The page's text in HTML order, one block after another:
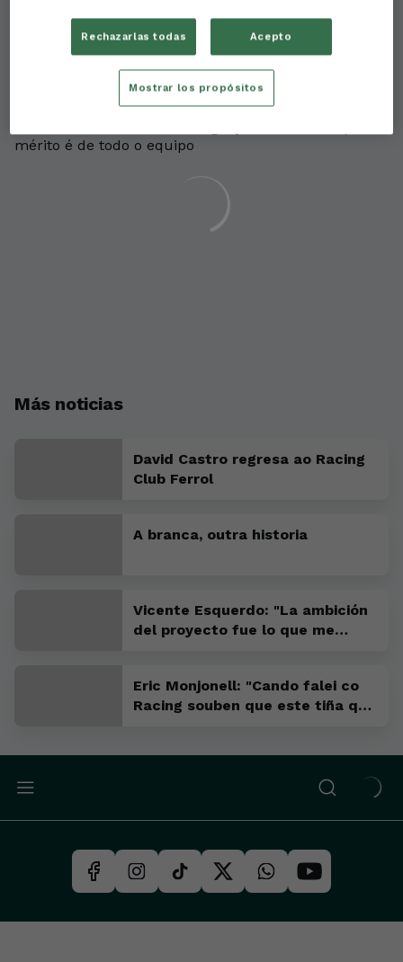
O xogador volveu ser un dos principais referentes do
equipo durante as últimas semanas, mantendo un
nivel de xogo moi regular. Na entrega do trofeo,
Álvaro Ramón expresou o seu agradecemento á
afección polas súas valoracións e o apoio constante,
aínda que quixo subliñar a importancia do
mérito é de todo o equipo
Más noticias
David Castro regresa ao Racing
Club Ferrol
A branca, outra historia
Vicente Esquerdo: "La ambición
del proyecto fue lo que me
Eric Monjonell: "Cando falei co
Racing souben que este tiña que
Rechazarlas todas Acepto
Mostrar los propósitos